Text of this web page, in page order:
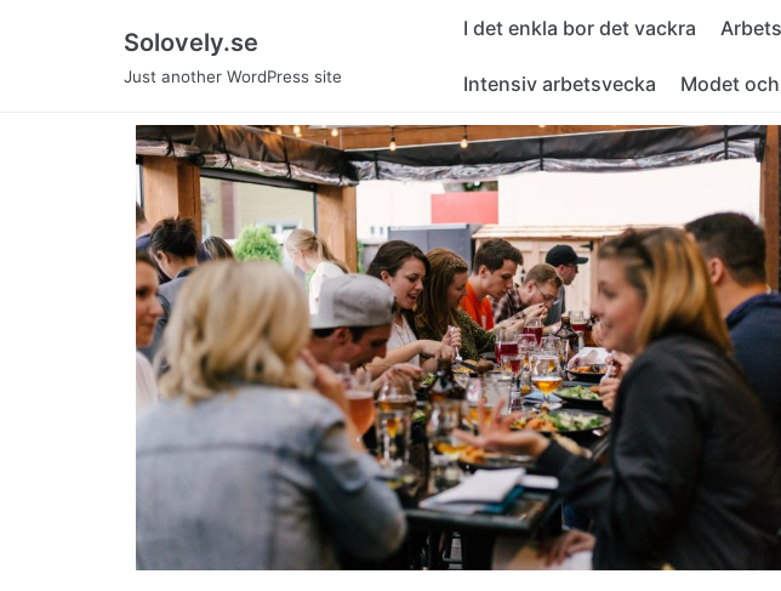
Solovely.se
Just another WordPress site
I det enkla bor det vackra
Intensiv arbetsvecka Modet